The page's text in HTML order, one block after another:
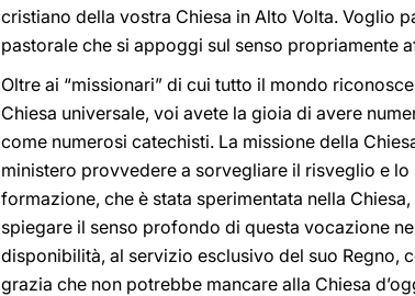
cristiano della vostra Chiesa in Alto Volta. Voglio
pastorale che si appoggi sul senso propriamente
Oltre ai “missionari” di cui tutto il mondo
Chiesa universale, voi avete la gioia di avere
come numerosi catechisti. La missione della
ministero provvedere a sorvegliare il risveglio e
formazione, che è stata sperimentata nella
spiegare il senso profondo di questa vocazione
disponibilità, al servizio esclusivo del suo Regno,
grazia che non potrebbe mancare alla Chiesa